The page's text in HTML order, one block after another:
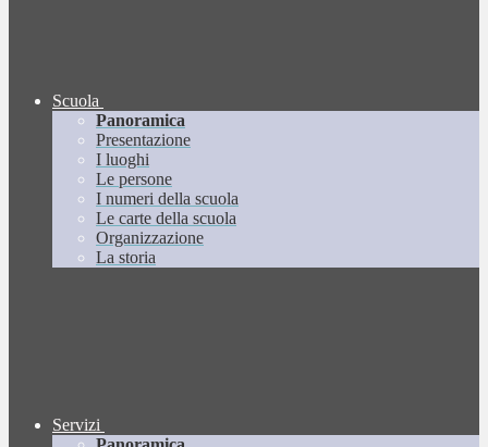
Scuola
Panoramica
Presentazione
I luoghi
Le persone
I numeri della scuola
Le carte della scuola
Organizzazione
La storia
Servizi